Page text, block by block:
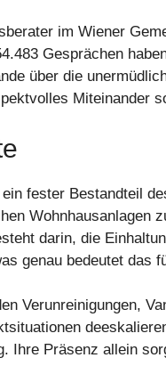
im Wiener
Gesprächen
über die
Miteinander
fester Bestandteil
Wohnhausanlagen
darin, die
genau bedeutet das
Verunreinigungen,
Ihre Präsenz allein